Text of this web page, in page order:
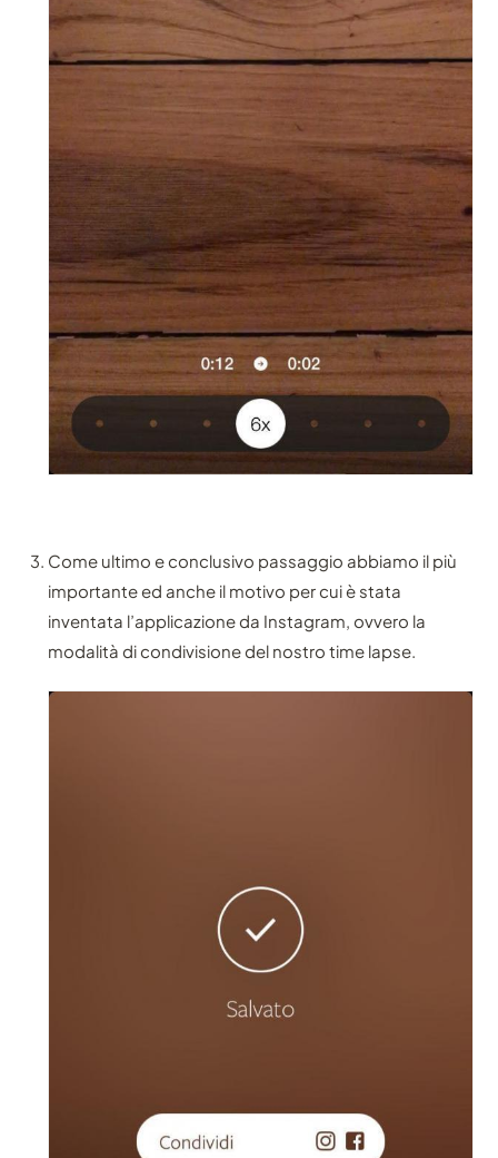
Come ultimo e conclusivo passaggio abbiamo il più
importante ed anche il motivo per cui è stata
inventata l’applicazione da Instagram, ovvero la
modalità di condivisione del nostro time lapse.